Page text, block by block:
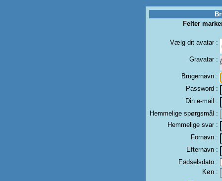
Felter
Vælg dit avatar :
Gravatar :
Brugernavn :
Password :
Din e-mail :
Hemmelige spørgsmål :
Hemmelige svar :
Fornavn :
Efternavn :
Fødselsdato :
Køn :